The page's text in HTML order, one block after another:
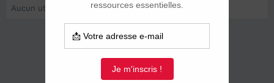
Aucun utilisateur enregistré regarde cette page.